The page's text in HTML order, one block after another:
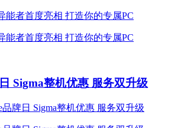
Sigma整机优惠 服务双升级